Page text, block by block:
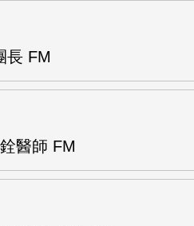
長 FM
醫師 FM